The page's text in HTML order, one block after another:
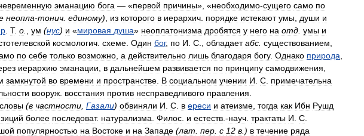
эманацию бога — «первой причины», «необходимо-сущего само по
неопла-тонич единому) из которого в иерархич порядке истекают умы души и
Т. о ум (нус) и «мировая душа» неоплатонизма дробятся у него на отд умы и
космологич схеме Один бог, по И С обладает абс существованием
по себе только возможно а действительно лишь благодаря богу. Однако природа
иерархию эманации в дальнейшем развивается по принципу самодвижения
замкнутой во времени и пространстве В социальном учении И С примечательна
вооруж восстания против несправедливого правления
(в частности Газали) обвиняли И С в ереси и атеизме тогда как Ибн Рушд
более последоват. натурализма Филос и естеств .-науч трактаты И С
популярностью на Востоке и на Западе (лат пер с 12 в ) в течение ряда